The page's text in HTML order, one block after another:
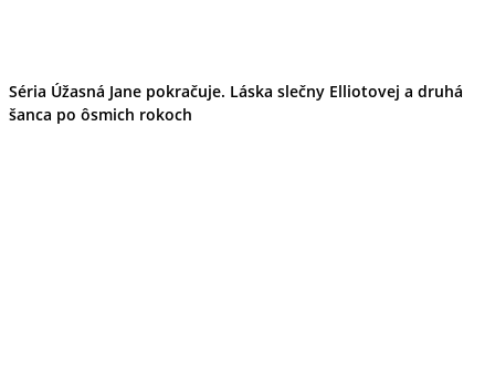
Séria Úžasná Jane pokračuje. Láska slečny Elliotovej a druhá
šanca po ôsmich rokoch